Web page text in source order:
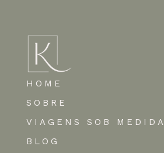
HOME
SOBRE
VIAGENS SOB MEDIDA
BLOG